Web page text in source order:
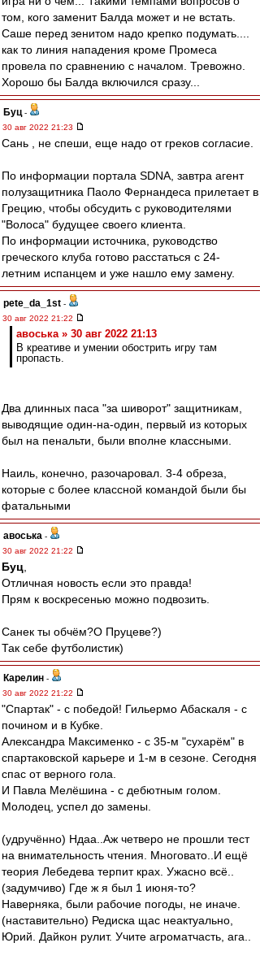
том, кого заменит Балда может и не встать.
Саше перед зенитом надо крепко подумать....
как то линия нападения кроме Промеса
провела по сравнению с началом. Тревожно.
Хорошо бы Балда включился сразу...
Буц -
30 авг 2022 21:23
Сань , не спеши, еще надо от греков согласие.
По информации портала SDNA, завтра агент
полузащитника Паоло Фернандеса прилетает в
Грецию, чтобы обсудить с руководителями
"Волоса" будущее своего клиента.
По информации источника, руководство
греческого клуба готово расстаться с 24-
летним испанцем и уже нашло ему замену.
pete_da_1st -
30 авг 2022 21:22
авоська » 30 авг 2022 21:13
В креативе и умении обострить игру там
пропасть.
Два длинных паса "за шиворот" защитникам,
выводящие один-на-один, первый из которых
был на пенальти, были вполне классными.
Наиль, конечно, разочаровал. 3-4 обреза,
которые с более классной командой были бы
фатальными
авоська -
30 авг 2022 21:22
Буц
Отличная новость если это правда!
Прям к воскресенью можно подвозить.
Санек ты обчём?О Пруцеве?)
Так себе футболистик)
Карелин -
30 авг 2022 21:22
"Спартак" - с победой! Гильермо Абаскаля - с
почином и в Кубке.
Александра Максименко - с 35-м "сухарём" в
спартаковской карьере и 1-м в сезоне. Сегодня
спас от верного гола.
И Павла Мелёшина - с дебютным голом.
Молодец, успел до замены.
(удручённо) Ндаа..Аж четверо не прошли тест
на внимательность чтения. Многовато..И ещё
теория Лебедева терпит крах. Ужасно всё..
(задумчиво) Где ж я был 1 июня-то?
Наверняка, были рабочие погоды, не иначе.
(наставительно) Редиска щас неактуально,
Юрий. Дайкон рулит. Учите агроматчасть, ага..